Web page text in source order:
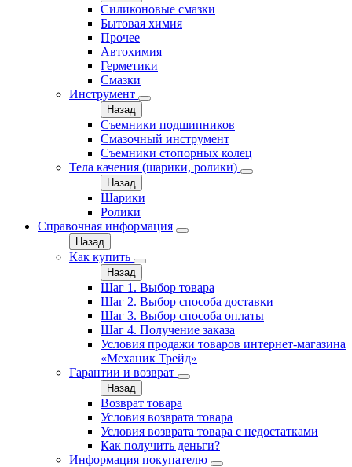
Силиконовые смазки
Бытовая химия
Прочее
Автохимия
Герметики
Смазки
Инструмент
Назад
Съемники подшипников
Смазочный инструмент
Съемники стопорных колец
Тела качения (шарики, ролики)
Назад
Шарики
Ролики
Справочная информация
Назад
Как купить
Назад
Шаг 1. Выбор товара
Шаг 2. Выбор способа доставки
Шаг 3. Выбор способа оплаты
Шаг 4. Получение заказа
Условия продажи товаров интернет-магазина
«Механик Трейд»
Гарантии и возврат
Назад
Возврат товара
Условия возврата товара
Условия возврата товара с недостатками
Как получить деньги?
Информация покупателю